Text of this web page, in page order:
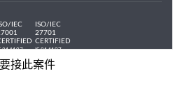
接此案件
IEC
814197
ISO/IEC
27701
CERTIFIED
IS 814197
All rights reserved.